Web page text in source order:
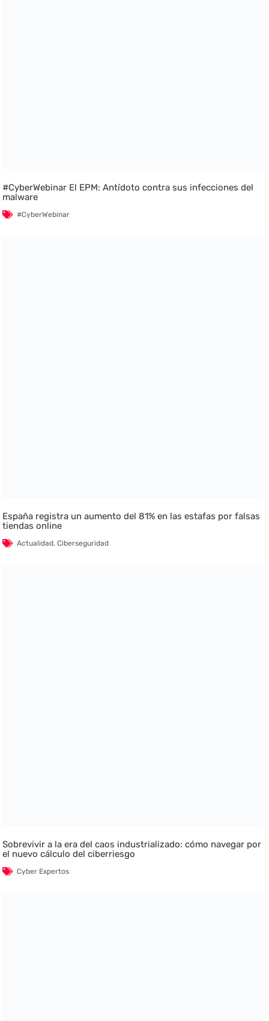
#CyberWebinar El EPM: Antídoto contra sus infecciones del
malware
#CyberWebinar
España registra un aumento del 81% en las estafas por falsas
tiendas online
Actualidad,Ciberseguridad
Sobrevivir a la era del caos industrializado: cómo navegar por
el nuevo cálculo del ciberriesgo
Cyber Expertos